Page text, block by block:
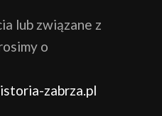
lub związane z
o
zabrza.pl